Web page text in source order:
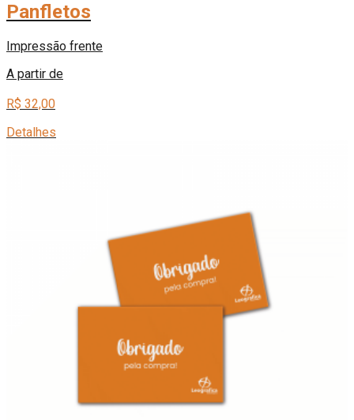
Panfletos
Impressão frente
A partir de
R$ 32,00
Detalhes